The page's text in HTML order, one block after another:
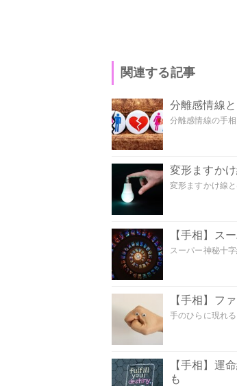
関連する記事
分離感情線
分離感情線の手
変形ますか
変形ますかけ線
【手相】ス
スーパー神秘十
【手相】フ
手のひらに現れ
【手相】運
も